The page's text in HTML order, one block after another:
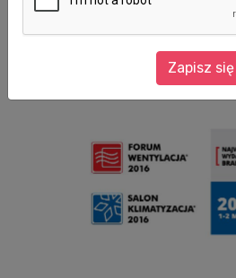
potwierdziło swój udział
Wentylacja –Salon
odbędą się w dniach 1-2Zapisz się